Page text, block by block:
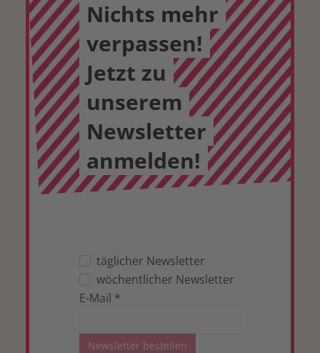
Nichts mehr
verpassen!
Jetzt zu
unserem
Newsletter
anmelden!
täglicher Newsletter
wöchentlicher Newsletter
E-Mail *
Newsletter bestellen